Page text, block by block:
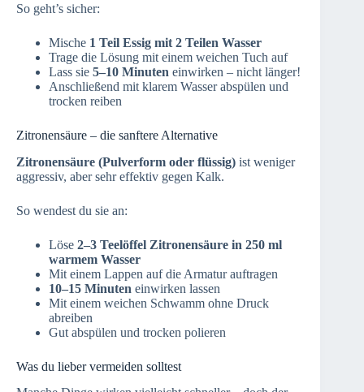
So geht’s sicher:
Mische 1 Teil Essig mit 2 Teilen Wasser
Trage die Lösung mit einem weichen Tuch auf
Lass sie 5–10 Minuten einwirken – nicht länger!
Anschließend mit klarem Wasser abspülen und
trocken reiben
Zitronensäure – die sanftere Alternative
Zitronensäure (Pulverform oder flüssig) ist weniger
aggressiv, aber sehr effektiv gegen Kalk.
So wendest du sie an:
Löse 2–3 Teelöffel Zitronensäure in 250 ml
warmem Wasser
Mit einem Lappen auf die Armatur auftragen
10–15 Minuten einwirken lassen
Mit einem weichen Schwamm ohne Druck
abreiben
Gut abspülen und trocken polieren
Was du lieber vermeiden solltest